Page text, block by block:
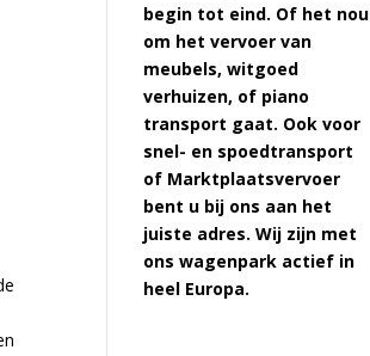
begin tot eind. Of het nou
om het vervoer van
meubels, witgoed
verhuizen, of piano
transport gaat. Ook voor
snel- en spoedtransport
of Marktplaatsvervoer
bent u bij ons aan het
juiste adres. Wij zijn met
ons wagenpark actief in
heel Europa.